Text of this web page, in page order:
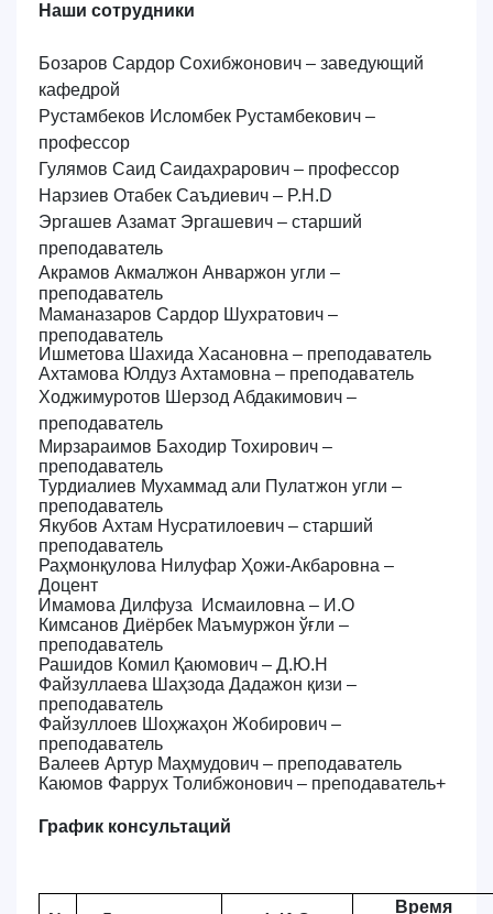
Наши сотрудники
Бозаров Сардор Сохибжонович – заведующий
кафедрой
Рустамбеков Исломбек Рустамбекович –
профессор
Гулямов Саид Саидахрарович – профессор
Нарзиев Отабек Саъдиевич – P.H.D
Эргашев Азамат Эргашевич – старший
преподаватель
Акрамов Акмалжон Анваржон угли –
преподаватель
Маманазаров Сардор Шухратович –
преподаватель
Ишметова Шахида Хасановна – преподаватель
Ахтамова Юлдуз Ахтамовна – преподаватель
Ходжимуротов Шерзод Абдакимович –
преподаватель
Мирзараимов Баходир Тохирович –
преподаватель
Турдиалиев Мухаммад али Пулатжон угли –
преподаватель
Якубов Ахтам Нусратилоевич – старший
преподаватель
Раҳмонқулова Нилуфар Ҳожи-Акбаровна –
Доцент
Имамова Дилфуза Исмаиловна – И .O
Кимсанов Диёрбек Маъмуржон ўғли –
преподаватель
Рашидов Комил Қаюмович – Д.Ю.Н
Файзуллаева Шаҳзода Дадажон қизи –
преподаватель
Файзуллоев Шоҳжаҳон Жобирович –
преподаватель
Валеев Артур Маҳмудович – преподаватель
Каюмов Фаррух Толибжонович – преподаватель+
График консультаций
Время